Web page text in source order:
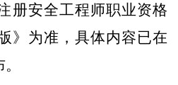
册安全工程师职业资格
》为准，具体内容已在